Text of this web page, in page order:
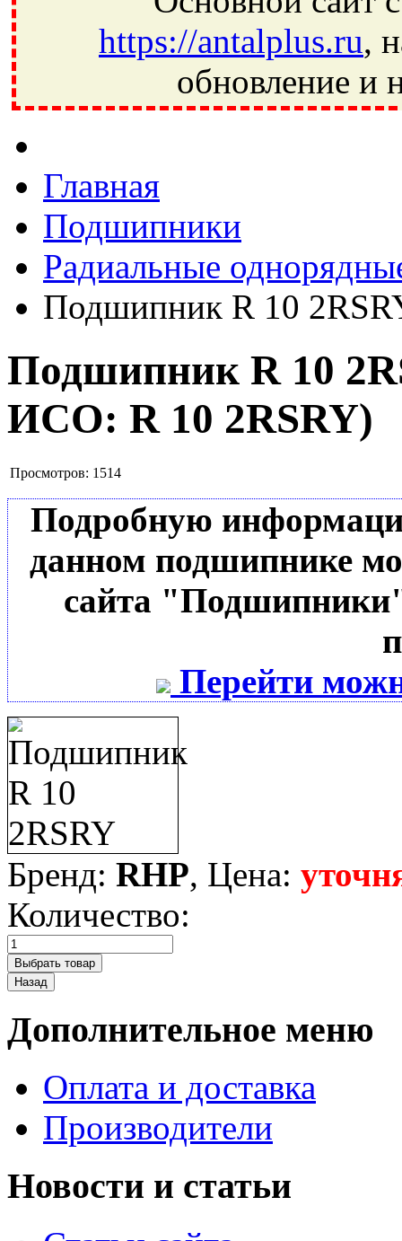
https://antalplus.ru,
обновление и
Ивантеевка, подшипники, пневматика, метизы, техника,
Главная
Подшипники
Радиальные
Подшипник R 10
Подшипник R 10
ИСО: R 10 2RSRY)
Просмотров: 1514
Подробную
данном подшипнике
сайта
Перейти
Бренд: RHP, Цена:
Количество:
Дополнительное меню
Оплата и доставка
Производители
Новости и статьи